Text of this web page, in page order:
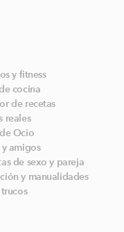
y fitness
cocina
de recetas
reales
Ocio
y amigos
de sexo y pareja
y manualidades